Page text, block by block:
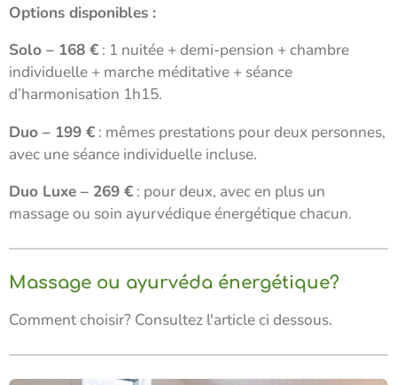
Options disponibles :
Solo – 168 € : 1 nuitée + demi-pension + chambre
individuelle + marche méditative + séance
d’harmonisation 1h15.
Duo – 199 € : mêmes prestations pour deux personnes,
avec une séance individuelle incluse.
Duo Luxe – 269 € : pour deux, avec en plus un
massage ou soin ayurvédique énergétique chacun.
Massage ou ayurvéda énergétique?
Comment choisir? Consultez l'article ci dessous.